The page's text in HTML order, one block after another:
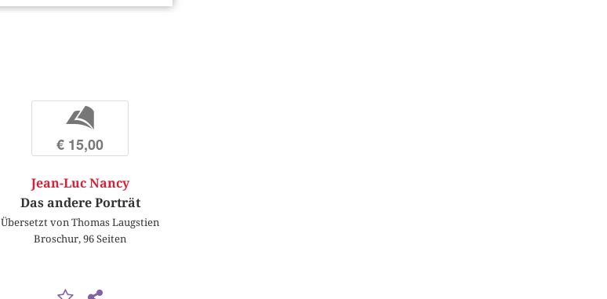
b
€ 15,00
Jean-Luc Nancy
Das andere Porträt
Übersetzt von Thomas Laugstien
Broschur, 96 Seiten